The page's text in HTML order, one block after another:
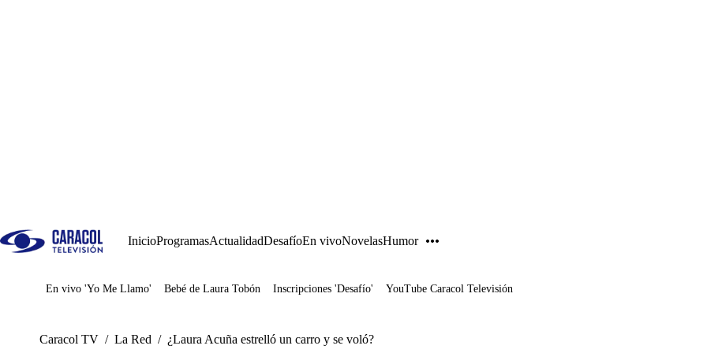
InicioProgramasActualidadDesafíoEn vivoNovelasHumor
Juegos
En vivo 'Yo Me Llamo' Bebé de Laura Tobón Inscripciones 'Desafío' YouTube Caracol Televisión
Caracol TV / La Red / ¿Laura Acuña estrelló un carro y se voló?